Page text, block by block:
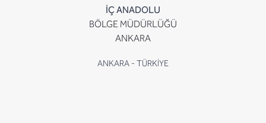
İÇ ANADOLU
BÖLGE MÜDÜRLÜĞÜ
ANKARA
ANKARA - TÜRKİYE